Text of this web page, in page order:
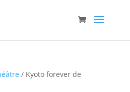
/ Kyoto forever de